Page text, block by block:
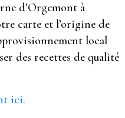
d’Orgemont à
carte et l’origine de
local
des recettes de qualité
ici.